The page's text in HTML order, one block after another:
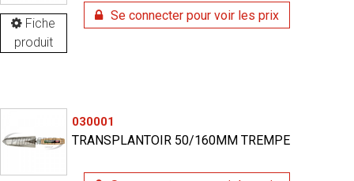
Fiche
produit
Se connecter pour voir les prix
030001
TRANSPLANTOIR 50/160MM TREMPE